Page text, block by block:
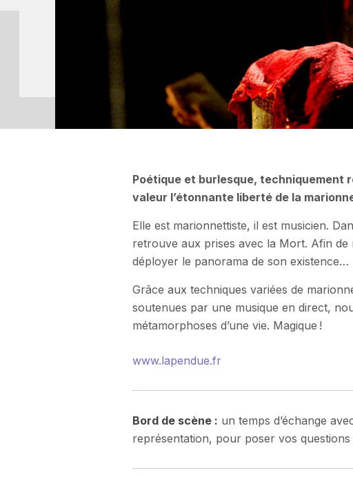
Poétique et burlesque, techniquement
valeur l’étonnante liberté de la
Elle est marionnettiste, il est musicien.
retrouve aux prises avec la Mort. Afin de
déployer le panorama de son existence…
Grâce aux techniques variées de
soutenues par une musique en direct,
métamorphoses d’une vie. Magique !
www.lapendue.fr
Bord de scène : un temps d’échange
représentation, pour poser vos